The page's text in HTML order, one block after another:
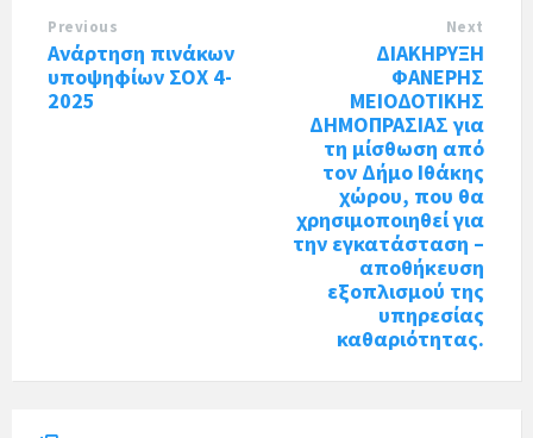
Previous
Ανάρτηση πινάκων
υποψηφίων ΣΟΧ 4-
2025
Next
ΔΙΑΚΗΡΥΞΗ
ΦΑΝΕΡΗΣ
ΜΕΙΟΔΟΤΙΚΗΣ
ΔΗΜΟΠΡΑΣΙΑΣ για
τη μίσθωση από
τον Δήμο Ιθάκης
χώρου, που θα
χρησιμοποιηθεί για
την εγκατάσταση –
αποθήκευση
εξοπλισμού της
υπηρεσίας
καθαριότητας.